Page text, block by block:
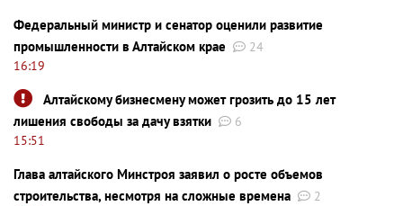
Федеральный министр и сенатор оценили развитие
промышленности в Алтайском крае
24
16:19
Алтайскому бизнесмену может грозить до 15 лет
лишения свободы за дачу взятки
6
15:51
Глава алтайского Минстроя заявил о росте объемов
строительства, несмотря на сложные времена
2